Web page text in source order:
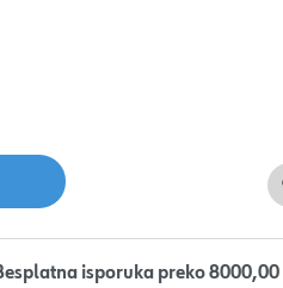
isporuka preko 8000,00